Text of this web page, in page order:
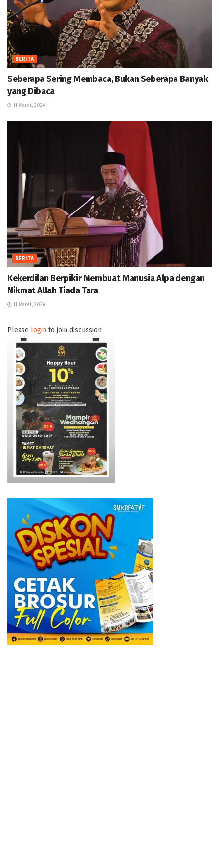
BERITA
Seberapa Sering Membaca, Bukan Seberapa Banyak
yang Dibaca
11 Maret, 2026
BERITA
Kekerdilan Berpikir Membuat Manusia Alpa dengan
Nikmat Allah Tiada Tara
11 Maret, 2026
Please login to join discussion